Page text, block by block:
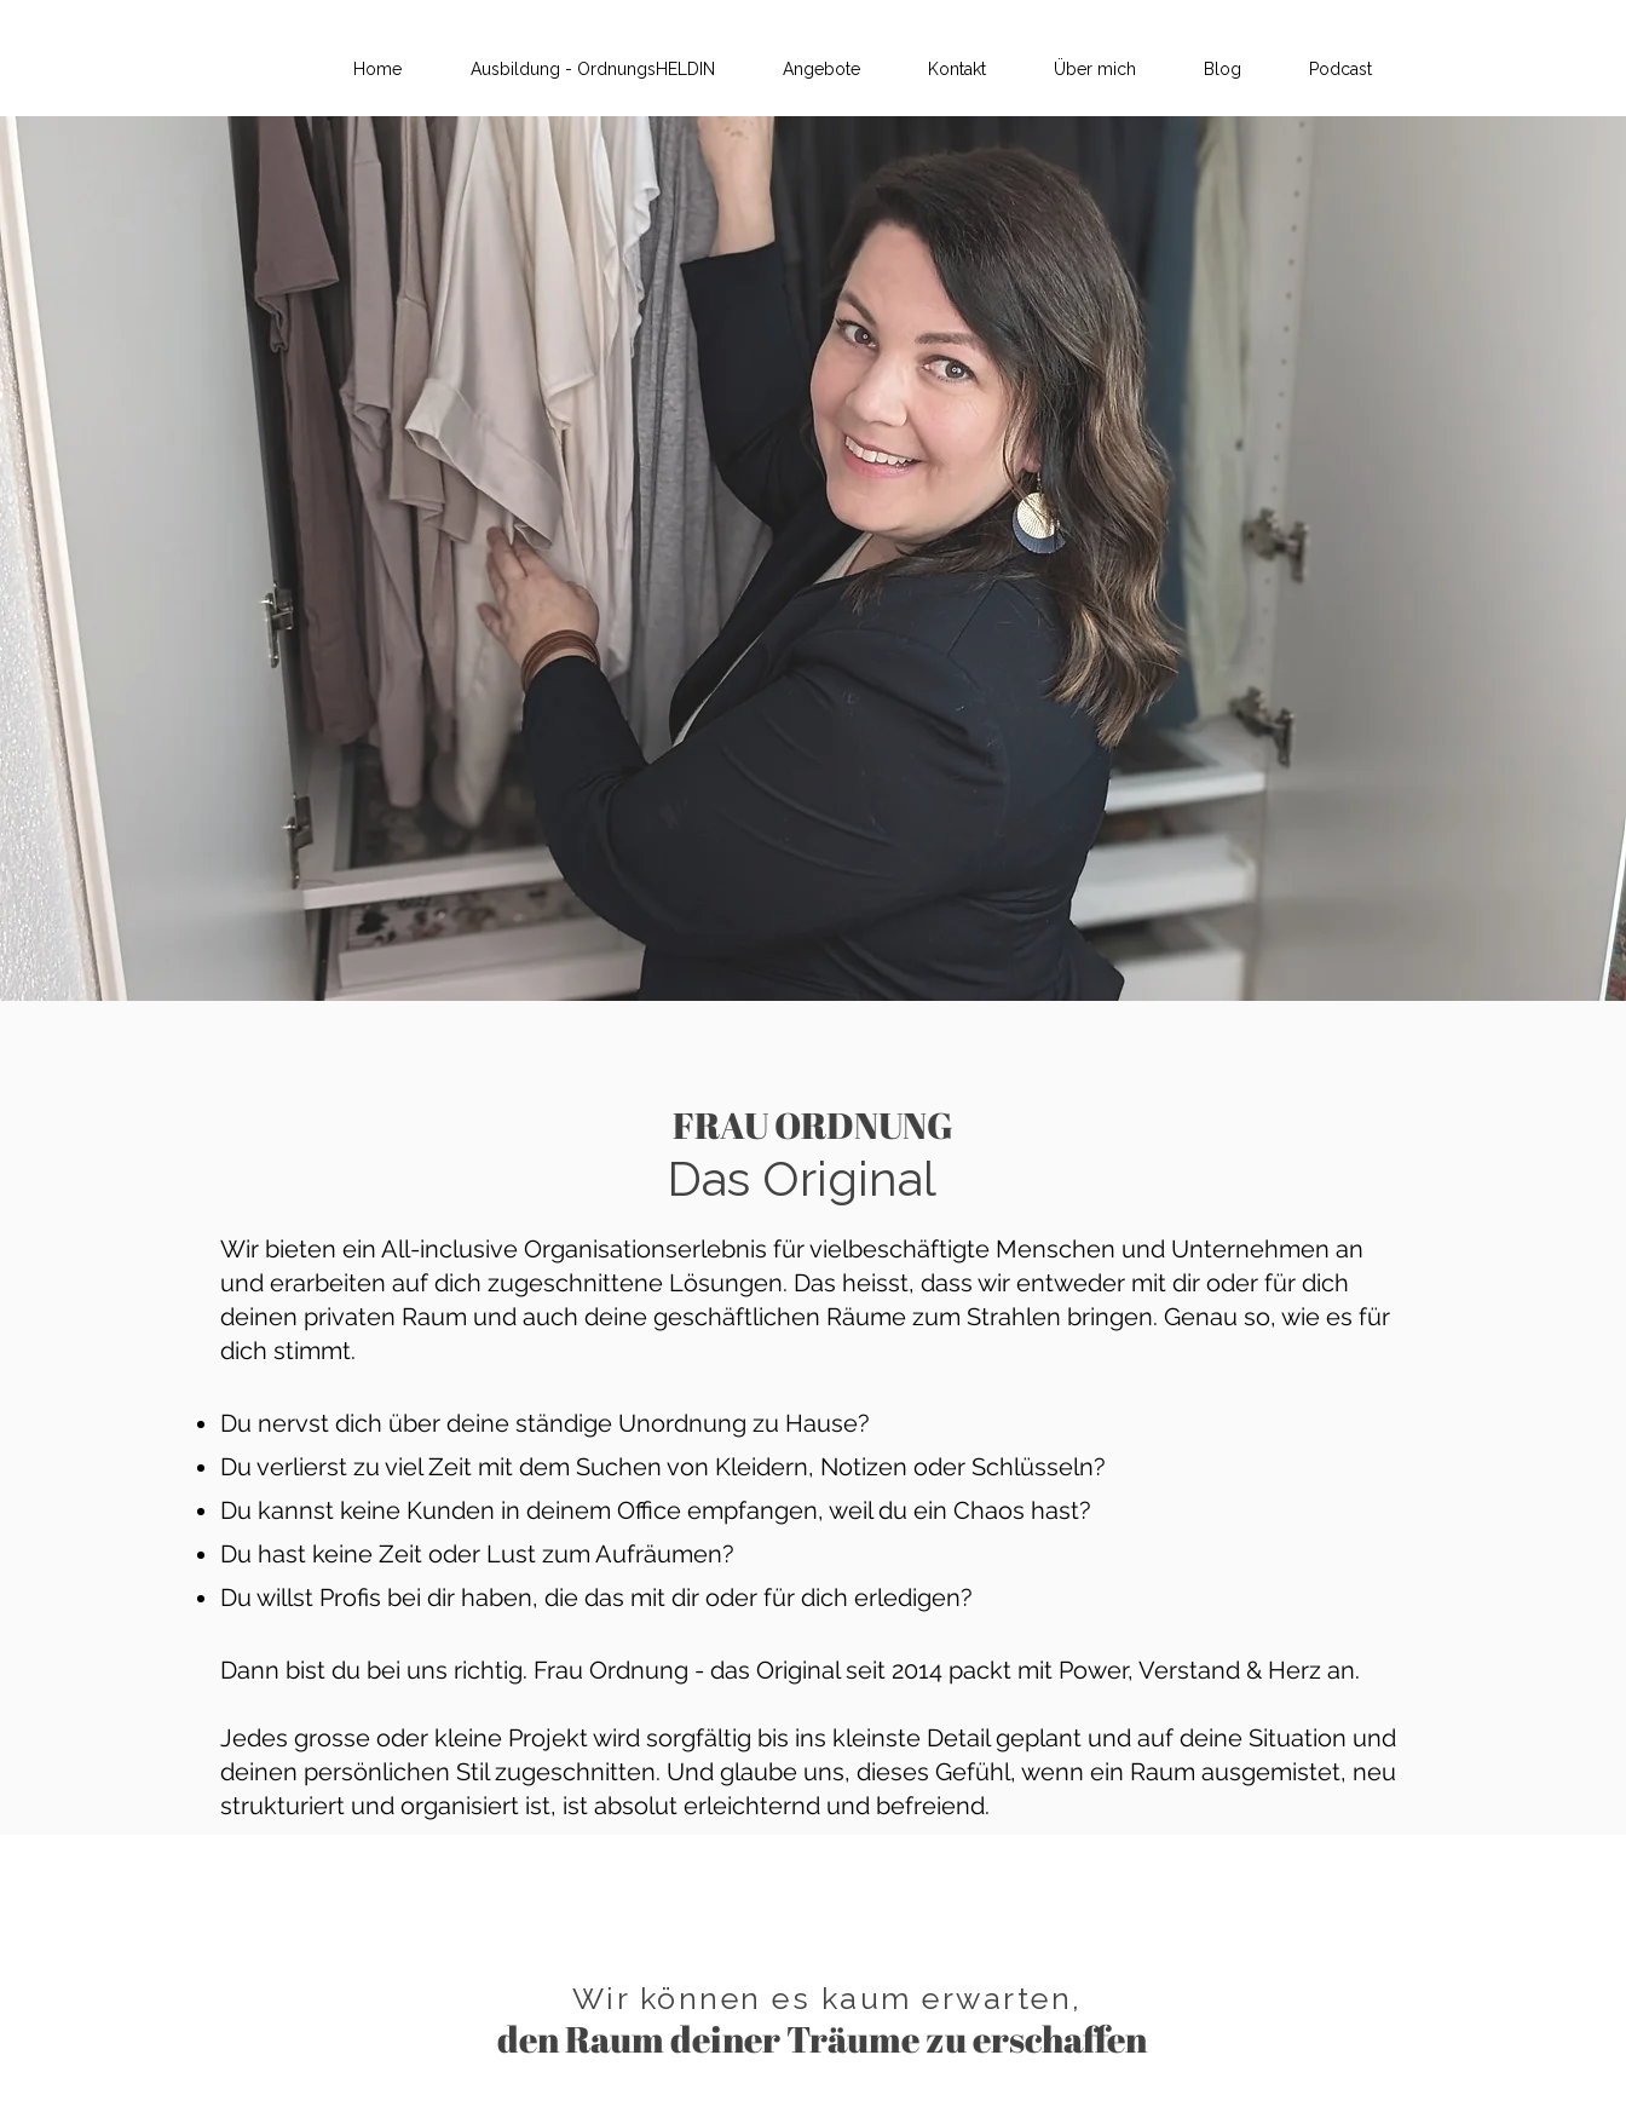
Home Ausbildung - OrdnungsHELDIN Angebote Kontakt Über mich Blog Podcast
FRAU ORDNUNG
Das Original
Wir bieten ein All-inclusive Organisationserlebnis für vielbeschäftigte Menschen und Unternehmen an
und erarbeiten auf dich zugeschnittene Lösungen. Das heisst, dass wir entweder mit dir oder für dich
deinen privaten Raum und auch deine geschäftlichen Räume zum Strahlen bringen. Genau so, wie es für
dich stimmt.
Du nervst dich über deine ständige Unordnung zu Hause?
Du verlierst zu viel Zeit mit dem Suchen von Kleidern, Notizen oder Schlüsseln?
Du kannst keine Kunden in deinem Office empfangen, weil du ein Chaos hast?
Du hast keine Zeit oder Lust zum Aufräumen?
Du willst Profis bei dir haben, die das mit dir oder für dich erledigen?
Dann bist du bei uns richtig. Frau Ordnung - das Original seit 2014 packt mit Power, Verstand & Herz an.
Jedes grosse oder kleine Projekt wird sorgfältig bis ins kleinste Detail geplant und auf deine Situation und
deinen persönlichen Stil zugeschnitten. Und glaube uns, dieses Gefühl, wenn ein Raum ausgemistet, neu
strukturiert und organisiert ist, ist absolut erleichternd und befreiend.
Wir können es kaum erwarten,
den Raum deiner Träume zu erschaffen